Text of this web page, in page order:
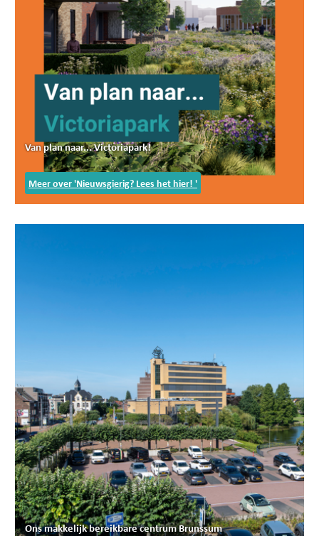
Van plan naar... Victoriapark!
Meer over 'Nieuwsgierig? Lees het hier! '
Ons makkelijk bereikbare centrum Brunssum